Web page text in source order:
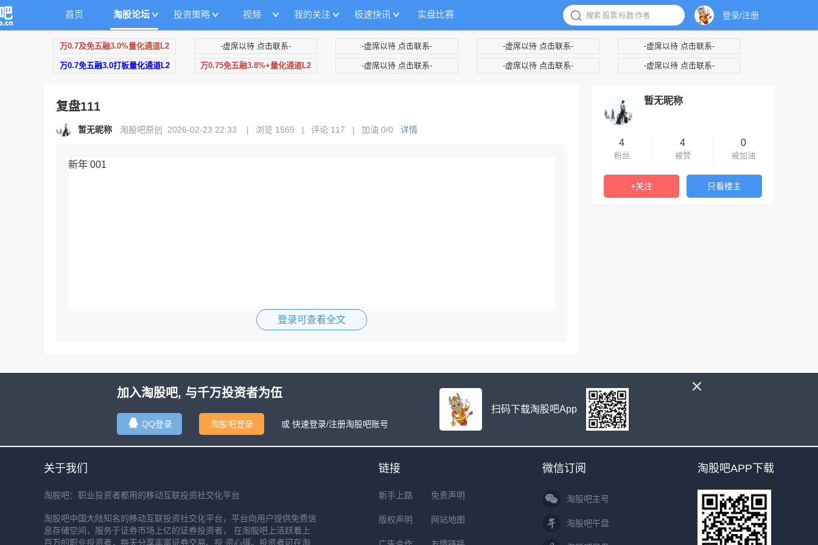
首页 淘股论坛 投资策略 视频 我的关注 极速快讯 实盘比赛 登录/注册
暂无昵称
4
粉丝
4
被赞
0
被加油
+关注 只看楼主
万0.7及免五融3.0%量化通道L2 -虚席以待 点击联系- -虚席以待 点击联系- -虚席以待 点击联系- -虚席以待 点击联系-
万0.7免五融3.0打板量化通道L2 万0.75免五融3.8%+量化通道L2 -虚席以待 点击联系- -虚席以待 点击联系- -虚席以待 点击联系-
复盘111
暂无昵称 淘股吧原创 2026-02-23 22:33 | 浏览 1565 | 评论 117 | 加油 0/0 详情
新年 001
登录可查看全文
加入淘股吧, 与千万投资者为伍
QQ登录 淘股吧登录 或 快速登录/注册淘股吧账号
扫码下载淘股吧App
关于我们
淘股吧：职业投资者都用的移动互联投资社交化平台
淘股吧中国大陆知名的移动互联投资社交化平台，平台向用户提供免费信
息存储空间，服务于证券市场上亿的证券投资者， 在淘股吧上活跃着上
百万的职业投资者，每天分享丰富证券交易、投 资心得。投资者可在淘
链接
新手上路 免责声明
版权声明 网站地图
微信订阅
淘股吧主号
淘股吧午盘
淘股吧APP下载